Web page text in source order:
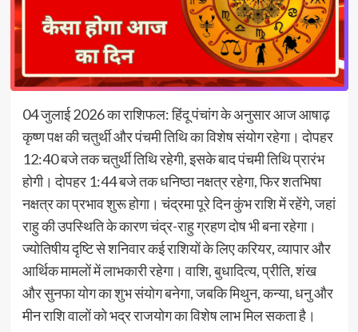
04 जुलाई 2026 का राशिफल: हिंदू पंचांग के अनुसार आज आषाढ़
कृष्ण पक्ष की चतुर्थी और पंचमी तिथि का विशेष संयोग रहेगा। दोपहर
12:40 बजे तक चतुर्थी तिथि रहेगी, इसके बाद पंचमी तिथि प्रारंभ
होगी। दोपहर 1:44 बजे तक धनिष्ठा नक्षत्र रहेगा, फिर शतभिषा
नक्षत्र का प्रभाव शुरू होगा। चंद्रमा पूरे दिन कुंभ राशि में रहेंगे, जहां
राहु की उपस्थिति के कारण चंद्र-राहु ग्रहण दोष भी बना रहेगा।
ज्योतिषीय दृष्टि से शनिवार कई राशियों के लिए करियर, व्यापार और
आर्थिक मामलों में लाभकारी रहेगा। वाशि, बुधादित्य, प्रीति, शंख
और सुनफा योग का शुभ संयोग बनेगा, जबकि मिथुन, कन्या, धनु और
मीन राशि वालों को भद्र राजयोग का विशेष लाभ मिल सकता है।